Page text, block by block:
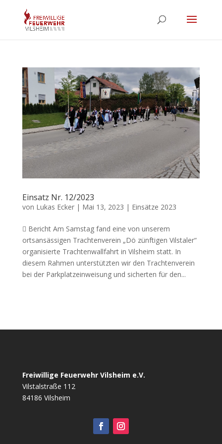
Einsatz Nr. 12/2023
von Lukas Ecker| Mai 13, 2023 | Einsätze 2023
 Bericht Am Samstag fand eine von unserem
ortsansässigen Trachtenverein „Dö zünftigen Vilstaler“
organisierte Trachtenwallfahrt in Vilsheim statt. In
diesem Rahmen unterstützten wir den Trachtenverein
bei der Parkplatzeinweisung und sicherten für den...
Freiwillige Feuerwehr Vilsheim e.V.
Vilstalstraße 112
84186 Vilsheim